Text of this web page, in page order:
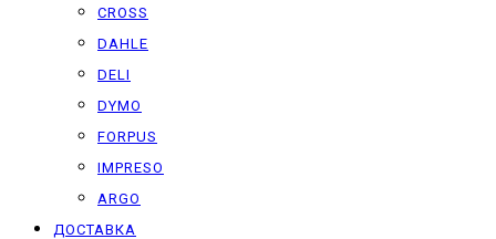
CROSS
DAHLE
DELI
DYMO
FORPUS
IMPRESO
ARGO
ДОСТАВКА